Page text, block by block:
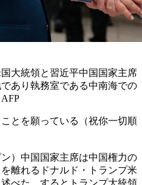
大統領と習近平中国国家主席
あり執務室である中南海での
とを願っている（祝你一切順
）中国国家主席は中国権力の
離れるドナルド・トランプ米
べた。するとトランプ大統領